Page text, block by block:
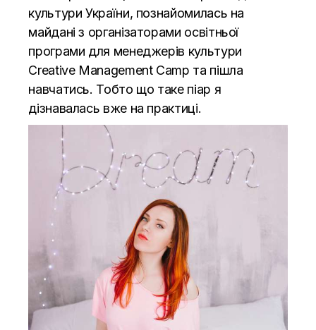
культури України, познайомилась на
майдані з організаторами освітньої
програми для менеджерів культури
Creative Management Camp та пішла
навчатись. Тобто що таке піар я
дізнавалась вже на практиці.